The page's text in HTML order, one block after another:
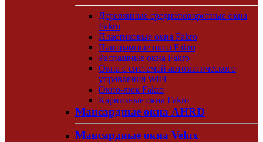
Деревянные среднеповоротные окна
Fakro
Пластиковые окна Fakro
Панорамные окна Fakro
Распашные окна Fakro
Окна с системой автоматического
управления WiFi
Окно-люк Fakro
Карнизные окна Fakro
Мансардные окна AHRD
Мансардные окна Velux